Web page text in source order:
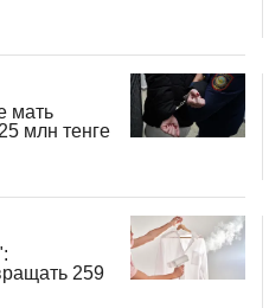
мать
млн тенге
259